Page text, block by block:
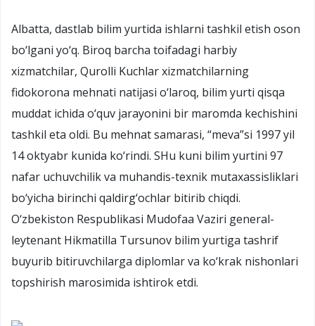
Albatta, dastlab bilim yurtida ishlarni tashkil etish oson
bo‘lgani yo‘q. Biroq barcha toifadagi harbiy
xizmatchilar, Qurolli Kuchlar xizmatchilarning
fidokorona mehnati natijasi o‘laroq, bilim yurti qisqa
muddat ichida o‘quv jarayonini bir maromda kechishini
tashkil eta oldi. Bu mehnat samarasi, “meva”si 1997 yil
14 oktyabr kunida ko‘rindi. SHu kuni bilim yurtini 97
nafar uchuvchilik va muhandis-texnik mutaxassisliklari
bo‘yicha birinchi qaldirg‘ochlar bitirib chiqdi.
O‘zbekiston Respublikasi Mudofaa Vaziri general-
leytenant Hikmatilla Tursunov bilim yurtiga tashrif
buyurib bitiruvchilarga diplomlar va ko‘krak nishonlari
topshirish marosimida ishtirok etdi.